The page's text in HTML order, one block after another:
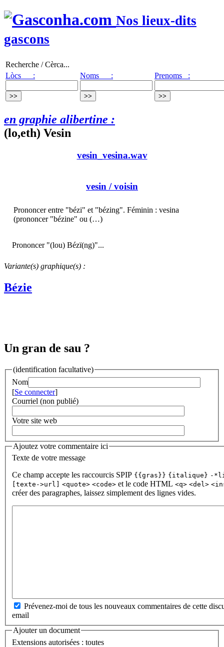
Nos lieux-dits
gascons
Recherche / Cèrca...
Lòcs :
Noms : Prenoms :
en graphie alibertine :
(lo,eth) Vesin
vesin_vesina.wav
vesin / voisin
Prononcer entre "bézi" et "bézing". Féminin : vesina
(prononcer "bézine" ou (…)
Prononcer "(lou) Bézï(ng)"...
Variante(s) graphique(s) :
Bézie
Un gran de sau ?
(identification facultative)
Nom
[Se connecter]
Courriel (non publié)
Votre site web
Ajoutez votre commentaire ici
Texte de votre message
Ce champ accepte les raccourcis SPIP {{gras}} {italique} -
[texte->url]
<quote> <code> et le code HTML <q> <del>
créer des paragraphes, laissez simplement des lignes vides.
Prévenez-moi de tous les nouveaux commentaires de cette
email
Ajouter un document
Extensions autorisées : toutes